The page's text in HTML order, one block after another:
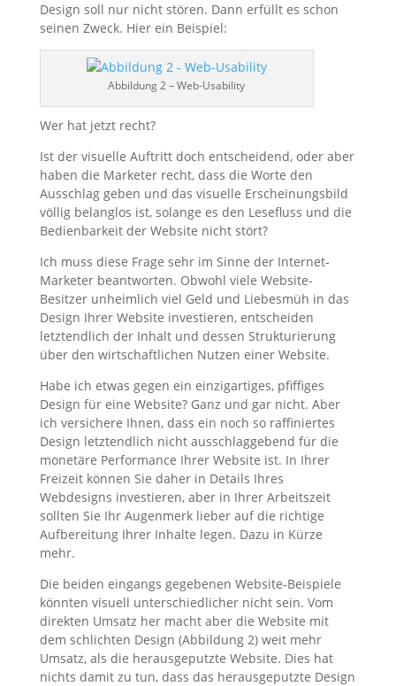
Design soll nur nicht stören. Dann erfüllt es schon
seinen Zweck. Hier ein Beispiel:
Abbildung 2 – Web-Usability
Wer hat jetzt recht?
Ist der visuelle Auftritt doch entscheidend, oder aber
haben die Marketer recht, dass die Worte den
Ausschlag geben und das visuelle Erscheinungsbild
völlig belanglos ist, solange es den Lesefluss und die
Bedienbarkeit der Website nicht stört?
Ich muss diese Frage sehr im Sinne der Internet-
Marketer beantworten. Obwohl viele Website-
Besitzer unheimlich viel Geld und Liebesmüh in das
Design Ihrer Website investieren, entscheiden
letztendlich der Inhalt und dessen Strukturierung
über den wirtschaftlichen Nutzen einer Website.
Habe ich etwas gegen ein einzigartiges, pfiffiges
Design für eine Website? Ganz und gar nicht. Aber
ich versichere Ihnen, dass ein noch so raffiniertes
Design letztendlich nicht ausschlaggebend für die
monetäre Performance Ihrer Website ist. In Ihrer
Freizeit können Sie daher in Details Ihres
Webdesigns investieren, aber in Ihrer Arbeitszeit
sollten Sie Ihr Augenmerk lieber auf die richtige
Aufbereitung Ihrer Inhalte legen. Dazu in Kürze
mehr.
Die beiden eingangs gegebenen Website-Beispiele
könnten visuell unterschiedlicher nicht sein. Vom
direkten Umsatz her macht aber die Website mit
dem schlichten Design (Abbildung 2) weit mehr
Umsatz, als die herausgeputzte Website. Dies hat
nichts damit zu tun, dass das herausgeputzte Design